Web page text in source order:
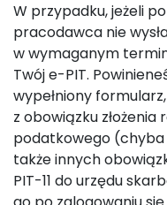
W przypadku, jeżeli
pracodawca nie
w wymaganym
Twój e-PIT.
wypełniony
z obowiązku
podatkowego (chyba
także innych
PIT-11 do urzędu